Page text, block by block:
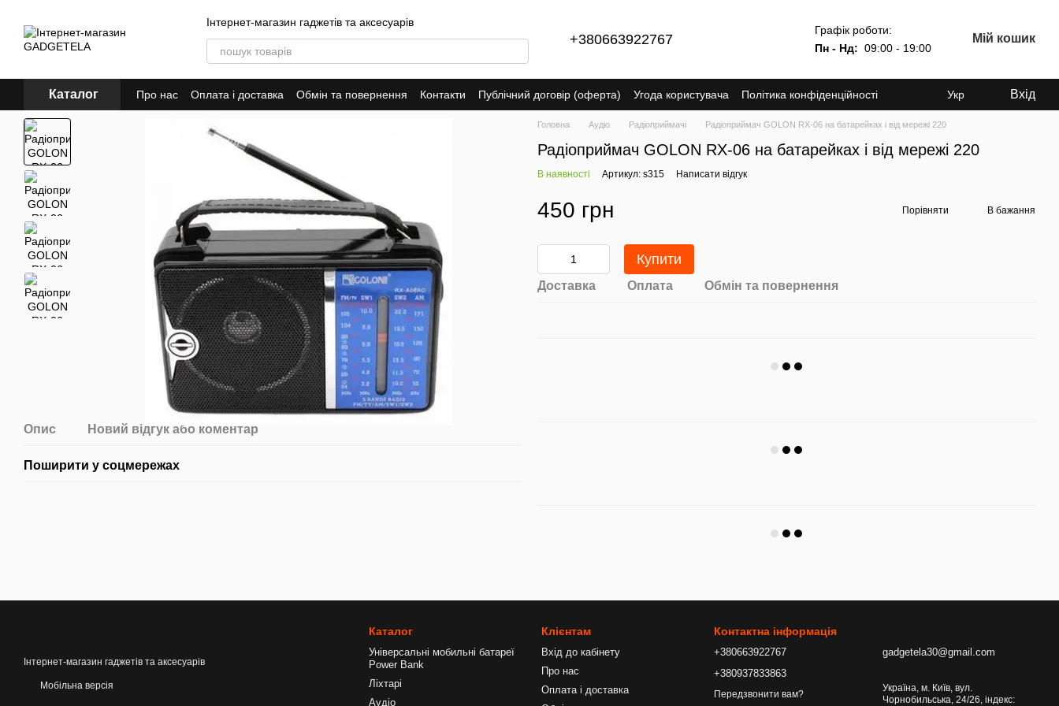
Інтернет-магазин гаджетів та аксесуарів
+380663922767
Графік роботи:
Пн - Нд: 09:00 - 19:00
Мій кошик
Каталог Про нас Оплата і доставка Обмін та повернення Контакти Публічний договір (оферта) Угода користувача Політика конфіденційності Укр Вхід
Опис Новий відгук або коментар
Поширити у соцмережах
Головна Аудіо Радіоприймачі Радіоприймач GOLON RX-06 на батарейках і від мережі 220
Радіоприймач GOLON RX-06 на батарейках і від мережі 220
В наявності Артикул: s315 Написати відгук
450 грн Порівняти В бажання
Купити
Доставка Оплата Обмін та повернення
Інтернет-магазин гаджетів та аксесуарів
Мобільна версія
Каталог
Універсальні мобильні батареї
Power Bank
Ліхтарі
Аудіо
Клієнтам
Вхід до кабінету
Про нас
Оплата і доставка
Контактна інформація
+380663922767
+380937833863
Передзвонити вам?
gadgetela30@gmail.com
Україна, м. Київ, вул.
Чорнобильська, 24/26, індекс: